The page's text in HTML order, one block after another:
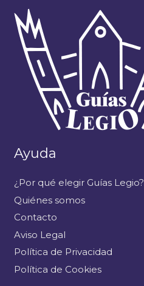
Ayuda
¿Por qué elegir Guías Legio?
Quiénes somos
Contacto
Aviso Legal
Política de Privacidad
Política de Cookies